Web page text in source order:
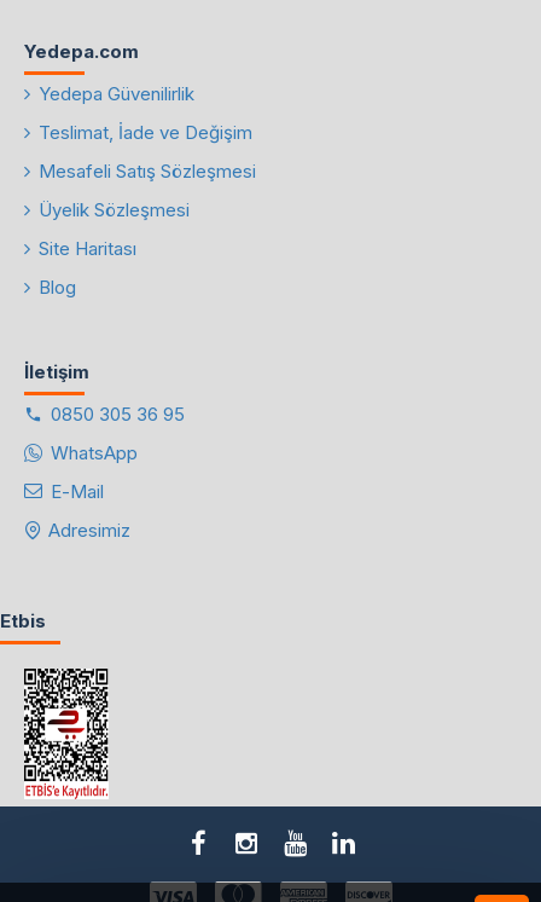
Yedepa.com
Yedepa Güvenilirlik
Teslimat, İade ve Değişim
Mesafeli Satış Sözleşmesi
Üyelik Sözleşmesi
Site Haritası
Blog
İletişim
0850 305 36 95
WhatsApp
E-Mail
Adresimiz
Etbis